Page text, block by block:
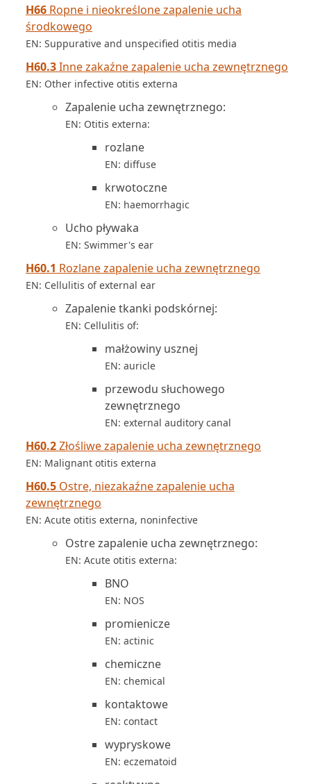
H66 Ropne i nieokreślone zapalenie ucha
środkowego
EN: Suppurative and unspecified otitis media
H60.3Inne zakaźne zapalenie ucha zewnętrznego
EN: Other infective otitis externa
Zapalenie ucha zewnętrznego:
EN: Otitis externa:
rozlane
EN: diffuse
krwotoczne
EN: haemorrhagic
Ucho pływaka
EN: Swimmer's ear
H60.1 Rozlane zapalenie ucha zewnętrznego
EN: Cellulitis of external ear
Zapalenie tkanki podskórnej:
EN: Cellulitis of:
małżowiny usznej
EN: auricle
przewodu słuchowego
zewnętrznego
EN: external auditory canal
H60.2Złośliwe zapalenie ucha zewnętrznego
EN: Malignant otitis externa
H60.5 Ostre, niezakaźne zapalenie ucha
zewnętrznego
EN: Acute otitis externa, noninfective
Ostre zapalenie ucha zewnętrznego:
EN: Acute otitis externa:
BNO
EN: NOS
promienicze
EN: actinic
chemiczne
EN: chemical
kontaktowe
EN: contact
wypryskowe
EN: eczematoid